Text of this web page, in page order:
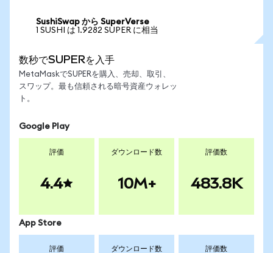
SushiSwap から SuperVerse
1 SUSHI は 1.9282 SUPER に相当
数秒でSUPERを入手
MetaMaskでSUPERを購入、売却、取引、
スワップ。最も信頼される暗号資産ウォレッ
ト。
Google Play
評価
4.4
ダウンロード数
10M+
評価数
483.8K
App Store
評価 ダウンロード数 評価数